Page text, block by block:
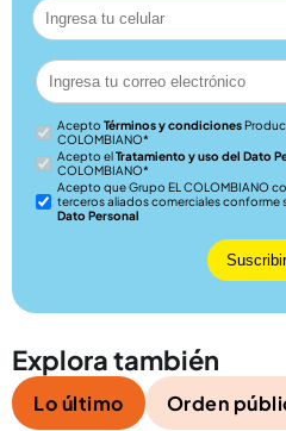
Acepto Términos y condiciones
COLOMBIANO*
Acepto elTratamiento y uso del Dato
COLOMBIANO*
Acepto queGrupo EL COLOMBIANO
terceros aliados comerciales conforme
Dato Personal
Explora también
Lo último Orden